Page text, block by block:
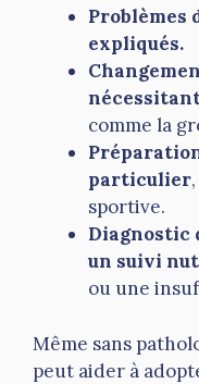
Problèmes
expliqués.
comme la
particulier
sportive.
Diagnostic
un suivi
ou une
Même sans
peut aider à